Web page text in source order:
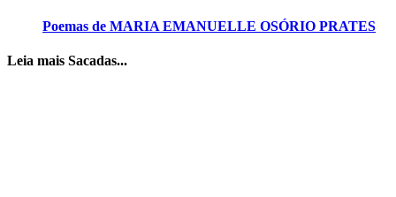
Poemas de MARIA EMANUELLE OSÓRIO PRATES
Leia mais Sacadas...